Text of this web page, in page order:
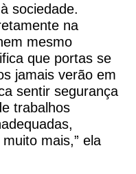
sociedade.
na
mesmo
que portas se
jamais verão em
sentir segurança
trabalhos
mais,” ela